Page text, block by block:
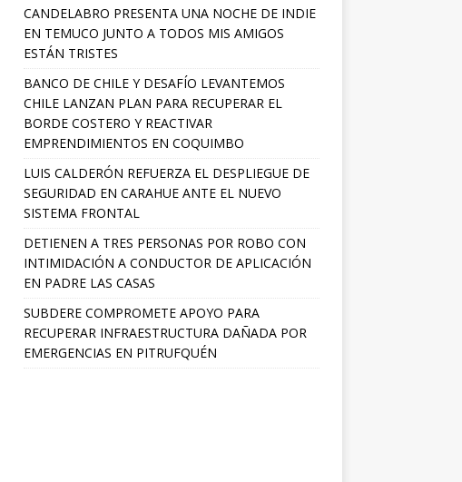
CANDELABRO PRESENTA UNA NOCHE DE INDIE
EN TEMUCO JUNTO A TODOS MIS AMIGOS
ESTÁN TRISTES
BANCO DE CHILE Y DESAFÍO LEVANTEMOS
CHILE LANZAN PLAN PARA RECUPERAR EL
BORDE COSTERO Y REACTIVAR
EMPRENDIMIENTOS EN COQUIMBO
LUIS CALDERÓN REFUERZA EL DESPLIEGUE DE
SEGURIDAD EN CARAHUE ANTE EL NUEVO
SISTEMA FRONTAL
DETIENEN A TRES PERSONAS POR ROBO CON
INTIMIDACIÓN A CONDUCTOR DE APLICACIÓN
EN PADRE LAS CASAS
SUBDERE COMPROMETE APOYO PARA
RECUPERAR INFRAESTRUCTURA DAÑADA POR
EMERGENCIAS EN PITRUFQUÉN